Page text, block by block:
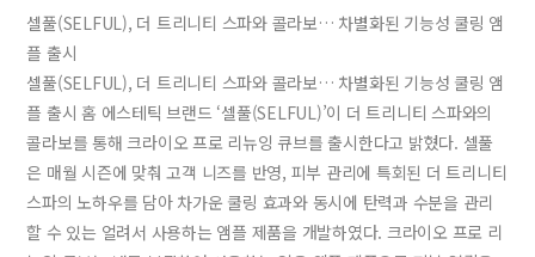
셀풀(SELFUL), 더 트리니티 스파와 콜라보… 차별화된 기능성 쿨링 앰
플 출시
셀풀(SELFUL), 더 트리니티 스파와 콜라보… 차별화된 기능성 쿨링 앰
플 출시 홈 에스테틱 브랜드 ‘셀풀(SELFUL)’이 더 트리니티 스파와의
콜라보를 통해 크라이오 프로 리뉴잉 큐브를 출시한다고 밝혔다. 셀풀
은 매월 시즌에 맞춰 고객 니즈를 반영, 피부 관리에 특회된 더 트리니티
스파의 노하우를 담아 차가운 쿨링 효과와 동시에 탄력과 수분을 관리
할 수 있는 얼려서 사용하는 앰플 제품을 개발하였다. 크라이오 프로 리